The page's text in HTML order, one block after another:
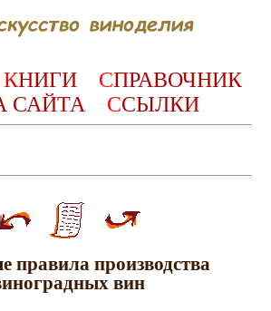
КНИГИ СПРАВОЧНИК
САЙТА ССЫЛКИ
правила производства
вин